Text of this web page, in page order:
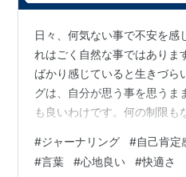
日々、何気ない事で不安を感
れはごく自然な事ではありま
ばかり感じていると生きづら
グは、自分が思う事を思うま
も良いわけです。何の制限も
の批判もなく、何も批判され
まま書いていくわけです。 書
#ジャーナリング #自己肯定
#言葉 #心地良い #快適さ